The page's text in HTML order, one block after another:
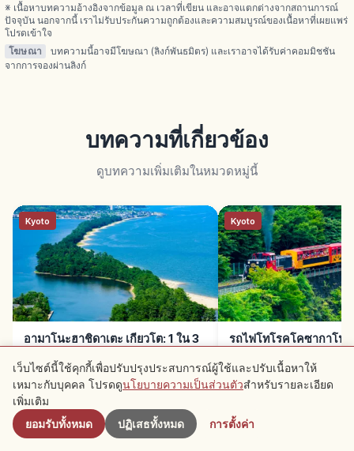
※ เนื้อหาบทความอ้างอิงจากข้อมูล ณ เวลาที่เขียน และอาจแตกต่างจากสถานการณ์
ปัจจุบัน นอกจากนี้ เราไม่รับประกันความถูกต้องและความสมบูรณ์ของเนื้อหาที่เผยแพร่
โปรดเข้าใจ
โฆษณา
บทความนี้อาจมีโฆษณา (ลิงก์พันธมิตร) และเราอาจได้รับค่าคอมมิชชัน
จากการจองผ่านลิงก์
บทความที่เกี่ยวข้อง
ดูบทความเพิ่มเติมในหมวดหมู่นี้
Kyoto
อามาโนะฮาชิดาเตะ เกียวโต: 1 ใน 3
Kyoto
รถไฟโทโรคโคซากาโนะ
ใกล้เคียง
เว็บไซต์นี้ใช้คุกกี้เพื่อปรับปรุงประสบการณ์ผู้ใช้และปรับเนื้อหาให้
เหมาะกับบุคคล โปรดดูนโยบายความเป็นส่วนตัวสำหรับรายละเอียด
เพิ่มเติม
ยอมรับทั้งหมด
ปฏิเสธทั้งหมด การตั้งค่า